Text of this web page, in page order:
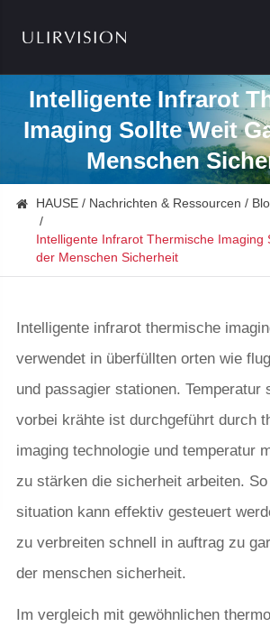
Intelligente Infrarot
Imaging Sollte Weit
Menschen
HAUSE Nachrichten & Ressourcen
Intelligente Infrarot Thermische Imaging
der Menschen Sicherheit
Intelligente infrarot thermische
verwendet in überfüllten orten wie
und passagier stationen. Temperatur
vorbei krähte ist durchgeführt durch
imaging technologie und temperatur
zu stärken die sicherheit arbeiten.
situation kann effektiv gesteuert
zu verbreiten schnell in auftrag zu
der menschen sicherheit.
Im vergleich mit gewöhnlichen